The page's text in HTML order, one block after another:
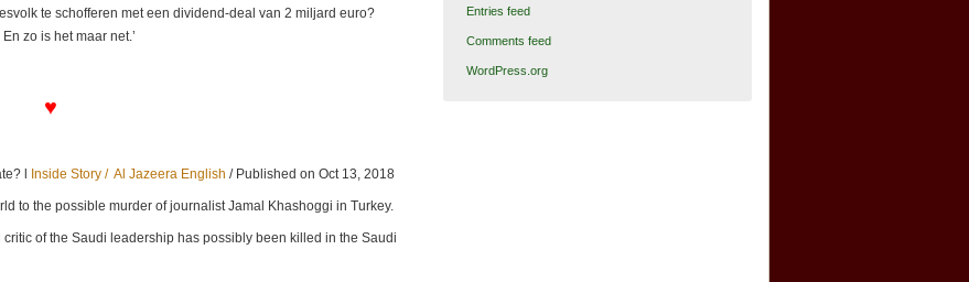
te schofferen met een dividend-deal van 2 miljard euro?
zo is het maar net.’
♥
l Inside Story / Al Jazeera English / Published on Oct 13, 2018
to the possible murder of journalist Jamal Khashoggi in Turkey.
of the Saudi leadership has possibly been killed in the Saudi
Entries feed
Comments feed
WordPress.org